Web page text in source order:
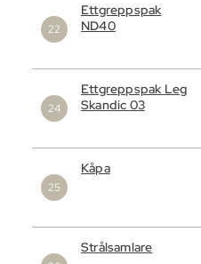
Ettgreppspak
ND40
Ettgreppspak Leg
Skandic 03
Kåpa
Strålsamlare